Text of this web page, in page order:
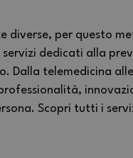
diverse, per questo
dedicati alla
Dalla telemedicina
Scopri tutti i